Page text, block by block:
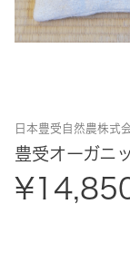
日本豊受自然農株式
豊受オーガニ